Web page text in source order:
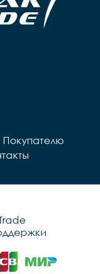
Покупателю